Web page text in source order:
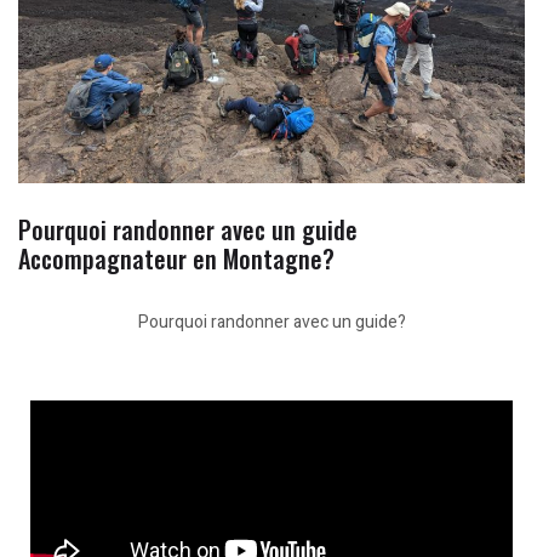
Pourquoi randonner avec un guide
Accompagnateur en Montagne?
Pourquoi randonner avec un guide?